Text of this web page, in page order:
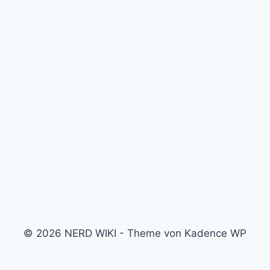
© 2026 NERD WIKI - Theme von Kadence WP